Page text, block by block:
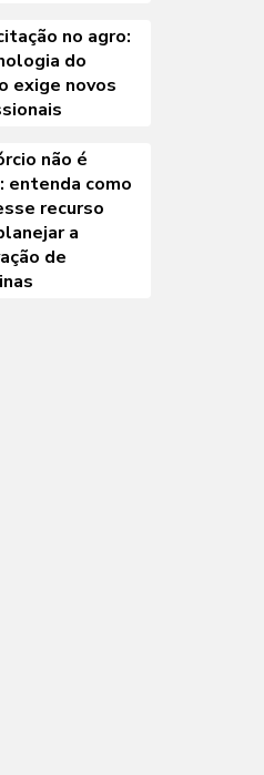
no agro:
do
exige novos
não é
entenda como
recurso
a
de